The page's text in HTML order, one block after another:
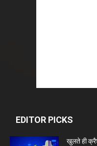
EDITOR PICKS
खुलते ही